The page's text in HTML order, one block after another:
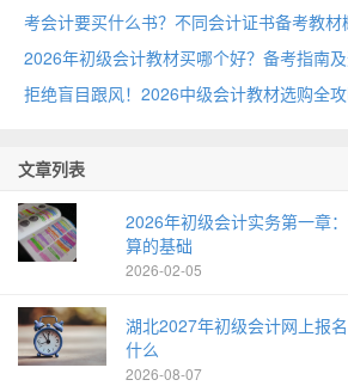
考会计要买什么书？不同会计证书备考教材
2026年初级会计教材买哪个好？备考指南
拒绝盲目跟风！2026中级会计教材选购全
文章列表
2026年初级会计实务第一章
算的基础
2026-02-05
湖北2027年初级会计网上报
什么
2026-08-07